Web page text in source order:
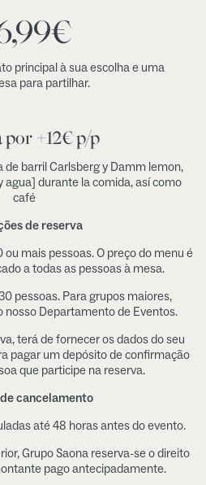
€
principal à sua escolha e uma
para partilhar.
por +12€ p/p
de barril Carlsberg y Damm lemon,
agua] durante la comida, así como
café
de reserva
mais pessoas. O preço do menu é
a todas as pessoas à mesa.
pessoas. Para grupos maiores,
nosso Departamento de Eventos.
terá de fornecer os dados do seu
pagar um depósito de confirmação
que participe na reserva.
cancelamento
até 48 horas antes do evento.
Grupo Saona reserva-se o direito
pago antecipadamente.